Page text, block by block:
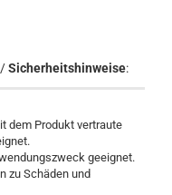
Sicherheitshinweise:
dem Produkt vertraute
geeignet.
zu Schäden und